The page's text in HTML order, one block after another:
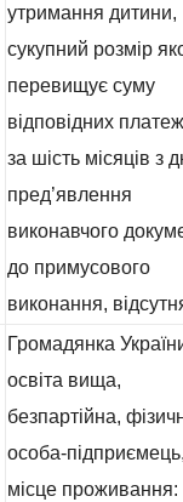
утримання дитини,
сукупний розмір
перевищує суму
відповідних
за шість місяців з
пред’явлення
виконавчого
до примусового
виконання,
Громадянка
освіта вища,
безпартійна,
особа-
місце